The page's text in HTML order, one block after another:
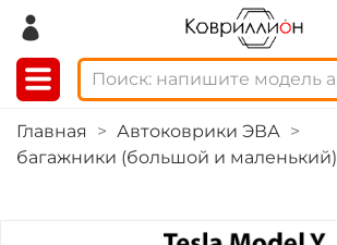
Главная
Автоковрики ЭВА
багажники (большой и маленький)